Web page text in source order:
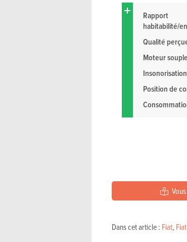
Rapport
habitabilité/
Qualité
Moteur
Position de
Dans cet article : Fiat,